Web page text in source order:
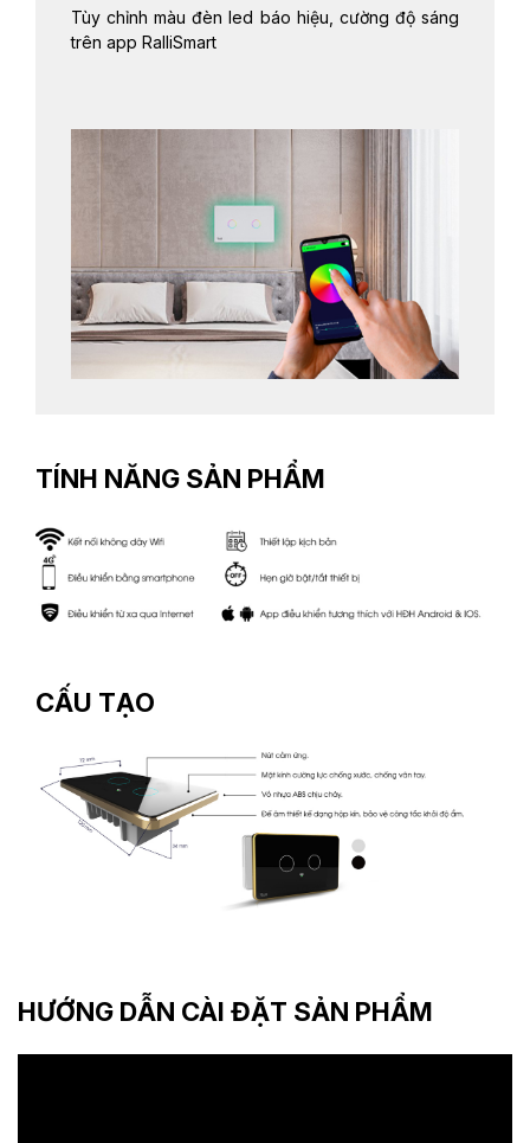
Tùy chỉnh màu đèn led báo hiệu, cường độ sáng
trên app RalliSmart
TÍNH NĂNG SẢN PHẨM
CẤU TẠO
HƯỚNG DẪN CÀI ĐẶT SẢN PHẨM